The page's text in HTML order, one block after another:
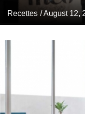
Recettes / August 12,